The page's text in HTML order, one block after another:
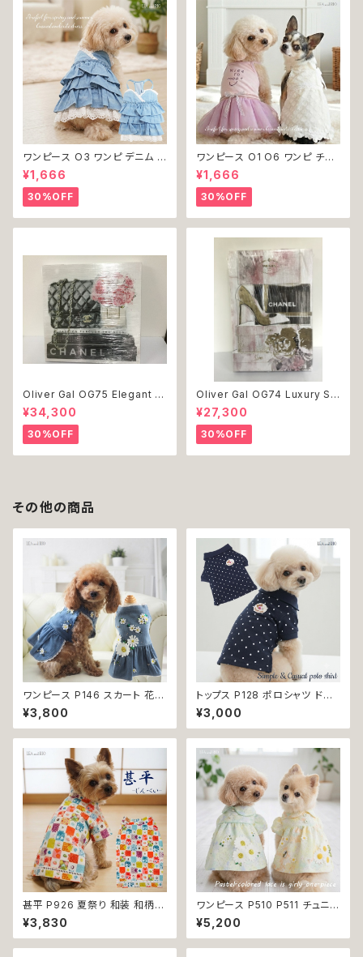
ワンピース O3 ワンピ デニム プ
リーツ レース 女の子 犬 犬服
小型 猫 服 洋服 ペット dog ド
ッグウェア おしゃれ かわいい 返
品交換不可
¥1,666
30%OFF
ワンピース O1 O6 ワンピ チュ
ール レース 花 フラワー 女の子
犬 犬服 小型 猫 服 洋服 ペット
dog ドッグウェア おしゃれ かわ
いい 返品交換不可
¥1,666
30%OFF
Oliver Gal OG75 Elegant E
ssentials Paris 絵 アート イ
ンテリア お祝い 贈り物 プレゼ
ント 結婚 新築 開店 周年 バー
スデイ 誕生日 ご褒美
¥34,300
30%OFF
Oliver Gal OG74 Luxury St
acked Shoes Rose Giftbo
x 絵 アート インテリア お祝い
贈り物 プレゼント 結婚 新築 開
店 周年 バースデイ 誕生日 ご褒
美
¥27,300
30%OFF
その他の商品
ワンピース P146 スカート 花
ジャンスカ ドッグウエア ドック
ウェア 犬 猫 犬の服 猫の服 do
g ペット 服 小型犬 かわいい お
返品交換不可
¥3,800
トップス P128 ポロシャツ ドット
柄 ハンドメイド dog ドッグウェ
ア 犬 猫 ペット 服 犬服 猫服 犬
の服 猫の服 かわいい カジュア
おしゃれ 小型犬 返品交換不可
¥3,000
甚平 P926 夏祭り 和装 和柄
古風 伝統 日本 夏 ハンドメイド
ドッグウエア ドックウェア 男の
子 極小 小型犬 犬 猫 ペット 服
¥3,830
ワンピース P510 P511 チュニッ
クワンピース ワンピ ハイウエス
ト ハンドメイド お揃い 犬服 猫
服 ドックウェア ドッグウエア ナ
¥5,200